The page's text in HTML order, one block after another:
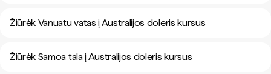
Žiūrėk Vanuatu vatas į Australijos doleris kursus
Žiūrėk Samoa tala į Australijos doleris kursus